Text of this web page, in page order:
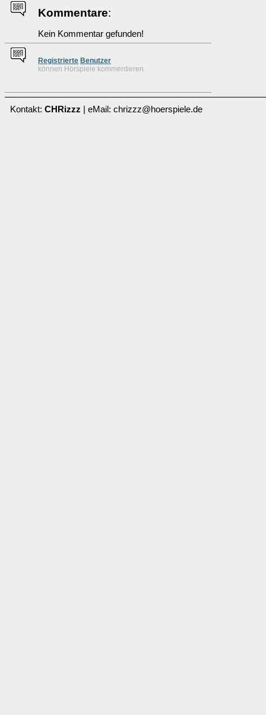
Kommentare:
Kein Kommentar gefunden!
Registrierte Benutzer
können Hörspiele kommentieren
Kontakt: CHRizzz | eMail: chrizzz@hoerspiele.de